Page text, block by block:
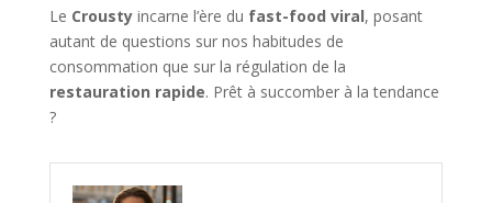
Le Croustyincarne l’ère du fast-food viral, posant
autant de questions sur nos habitudes de
consommation que sur la régulation de la
restauration rapide. Prêt à succomber à la tendance
?